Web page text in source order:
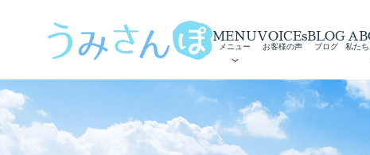
MENU
メニュー
VOICEs
お客様の声
BLOG
ブログ 私た